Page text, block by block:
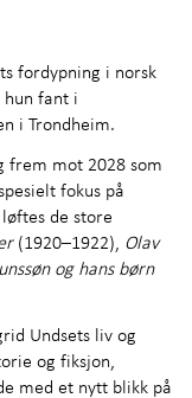
fordypning i norsk
fant i
i Trondheim.
frem mot 2028 som
fokus på
de store
(1920–1922), Olav
og hans børn
Undsets liv og
og fiksjon,
med et nytt blikk på